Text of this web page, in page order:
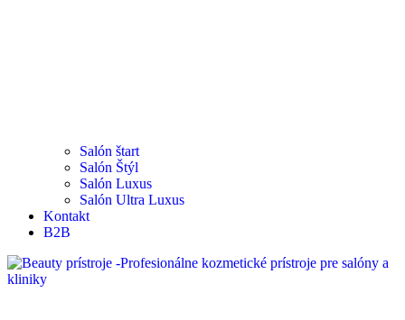
Salón štart
Salón Štýl
Salón Luxus
Salón Ultra Luxus
Kontakt
B2B